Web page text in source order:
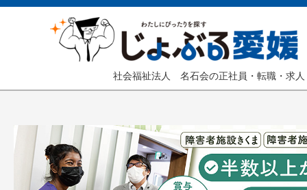
社会福祉法人 名石会の正社員・転職・求人